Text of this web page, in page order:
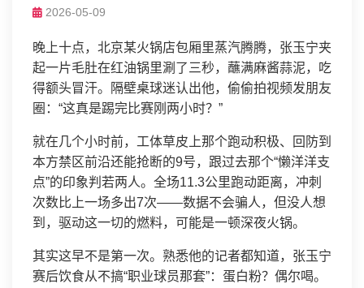
2026-05-09
晚上十点，北京某火锅店包厢里蒸汽腾腾，张玉宁夹
起一片毛肚在红油锅里涮了三秒，蘸满麻酱蒜泥，吃
得额头冒汗。隔壁桌球迷认出他，偷偷拍视频发朋友
圈：“这真是踢完比赛刚两小时？”
就在几个小时前，工体草皮上那个跑动积极、回防到
本方禁区前沿还能抢断的9号，跟过去那个“懒洋洋支
点”的印象判若两人。全场11.3公里跑动距离，冲刺
次数比上一场多出7次——数据不会骗人，但没人想
到，驱动这一切的燃料，可能是一顿深夜火锅。
其实这早不是第一次。熟悉他的记者都知道，张玉宁
赛后饮食从不搞“职业球员那套”：蛋白粉？偶尔喝。